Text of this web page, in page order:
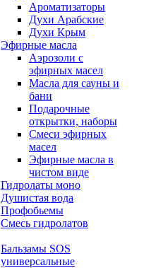
Ароматизаторы
Духи Арабские
Духи Крым
Эфирные масла
Аэрозоли с
эфирных масел
Масла для сауны и
бани
Подарочные
открытки, наборы
Смеси эфирных
масел
Эфирные масла в
чистом виде
Гидролаты моно
Душистая вода
Профобьемы
Смесь гидролатов
Бальзамы SOS
универсальные